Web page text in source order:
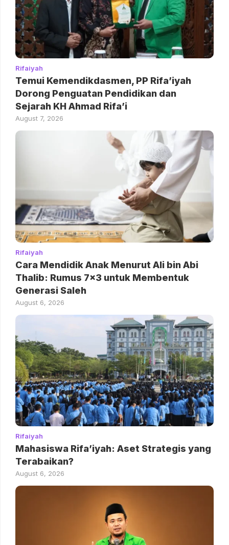
Rifaiyah
Temui Kemendikdasmen, PP Rifa’iyah
Dorong Penguatan Pendidikan dan
Sejarah KH Ahmad Rifa’i
August 7, 2026
Rifaiyah
Cara Mendidik Anak Menurut Ali bin Abi
Thalib: Rumus 7×3 untuk Membentuk
Generasi Saleh
August 6, 2026
Rifaiyah
Mahasiswa Rifa’iyah: Aset Strategis yang
Terabaikan?
August 6, 2026